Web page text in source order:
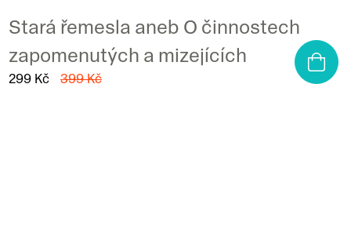
Stará řemesla aneb O činnostech
zapomenutých a mizejících
299 Kč 399 Kč